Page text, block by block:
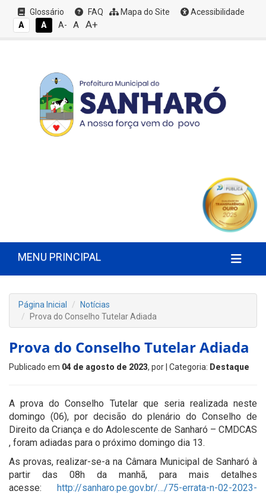
Glossário FAQ Mapa do Site
Acessibilidade
A
A A- A A+
MENU PRINCIPAL
Página Inicial
Notícias
Prova do Conselho Tutelar Adiada
Prova do Conselho Tutelar Adiada
Publicado em 04 de agosto de 2023, por | Categoria: Destaque
A prova do Conselho Tutelar que seria realizada neste
domingo (06), por decisão do plenário do Conselho de
Direito da Criança e do Adolescente de Sanharó – CMDCAS
, foram adiadas para o próximo domingo dia 13.
As provas, realizar-se-a na Câmara Municipal de Sanharó à
partir das 08h da manhã, para mais detalhes
acesse: http://sanharo.pe.gov.br/…/75-errata-n-02-2023-